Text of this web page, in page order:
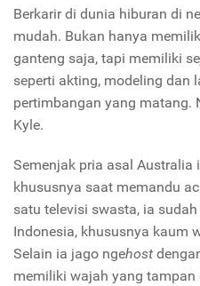
Berkarir di dunia hiburan di
mudah. Bukan hanya
ganteng saja, tapi memiliki
seperti akting, modeling dan
pertimbangan yang matang.
Kyle.
Semenjak pria asal Australia
khususnya saat memandu
satu televisi swasta, ia
Indonesia, khususnya kaum
Selain ia jago ngehost
memiliki wajah yang